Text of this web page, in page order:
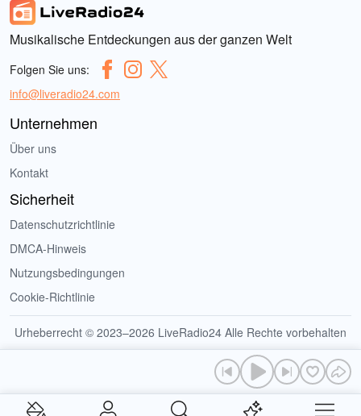
Musikalische Entdeckungen aus der ganzen Welt
Folgen Sie uns:
info@liveradio24.com
Unternehmen
Über uns
Kontakt
Sicherheit
Datenschutzrichtlinie
DMCA-Hinweis
Nutzungsbedingungen
Cookie-Richtlinie
Urheberrecht © 2023–2026 LiveRadio24 Alle Rechte vorbehalten